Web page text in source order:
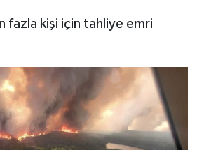
fazla kişi için tahliye emri